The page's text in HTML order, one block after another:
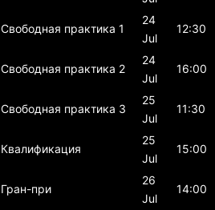
Свободная практика 1
24
Jul
12:30
Свободная практика 2
24
Jul
16:00
Свободная практика 3
25
Jul
11:30
Квалификация
25
Jul
15:00
Гран-при
26
Jul
14:00